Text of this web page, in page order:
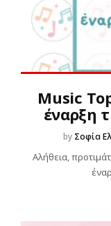
Music
έναρξη
by Σοφία
Αλήθεια,